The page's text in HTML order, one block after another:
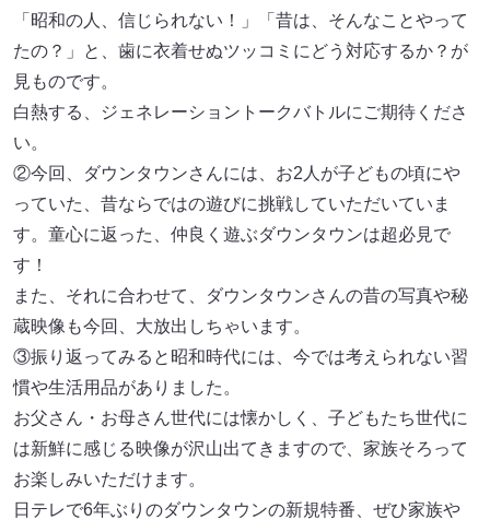
「昭和の人、信じられない！」「昔は、そんなことやって
たの？」と、歯に衣着せぬツッコミにどう対応するか？が
見ものです。
白熱する、ジェネレーショントークバトルにご期待くださ
い。
②今回、ダウンタウンさんには、お2人が子どもの頃にや
っていた、昔ならではの遊びに挑戦していただいていま
す。童心に返った、仲良く遊ぶダウンタウンは超必見で
す！
また、それに合わせて、ダウンタウンさんの昔の写真や秘
蔵映像も今回、大放出しちゃいます。
③振り返ってみると昭和時代には、今では考えられない習
慣や生活用品がありました。
お父さん・お母さん世代には懐かしく、子どもたち世代に
は新鮮に感じる映像が沢山出てきますので、家族そろって
お楽しみいただけます。
日テレで6年ぶりのダウンタウンの新規特番、ぜひ家族や